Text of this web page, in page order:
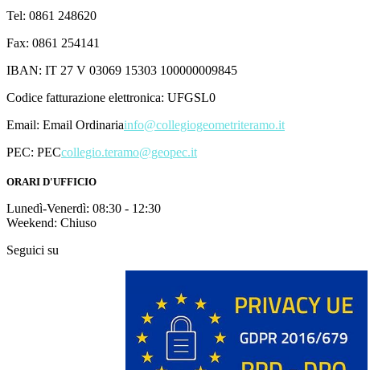
Tel: 0861 248620
Fax: 0861 254141
IBAN: IT 27 V 03069 15303 100000009845
Codice fatturazione elettronica: UFGSL0
Email: Email Ordinariainfo@collegiogeometriteramo.it
PEC: PECcollegio.teramo@geopec.it
ORARI D'UFFICIO
Lunedì-Venerdì: 08:30 - 12:30
Weekend: Chiuso
Seguici su